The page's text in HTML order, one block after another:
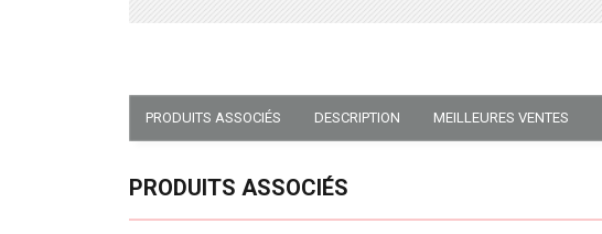
PRODUITS ASSOCIÉS DESCRIPTION MEILLEURES VENTES
PRODUITS ASSOCIÉS